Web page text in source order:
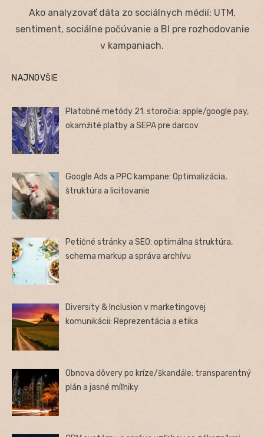
Ako analyzovať dáta zo sociálnych médií: UTM,
sentiment, sociálne počúvanie a BI pre rozhodovanie
v kampaniach.
NAJNOVŠIE
Platobné metódy 21. storočia: apple/google pay,
okamžité platby a SEPA pre darcov
Google Ads a PPC kampane: Optimalizácia,
štruktúra a licitovanie
Petičné stránky a SEO: optimálna štruktúra,
schema markup a správa archívu
Diversity & Inclusion v marketingovej
komunikácii: Reprezentácia a etika
Obnova dôvery po kríze/škandále: transparentný
plán a jasné míľniky